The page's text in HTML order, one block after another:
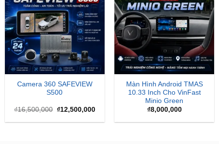
Camera 360 SAFEVIEW
S500
₫16,500,000 Giá
là:
₫12,500,000Giá
tại
Màn Hình Android TMAS
10.33 Inch Cho VinFast
Minio Green
₫8,000,000